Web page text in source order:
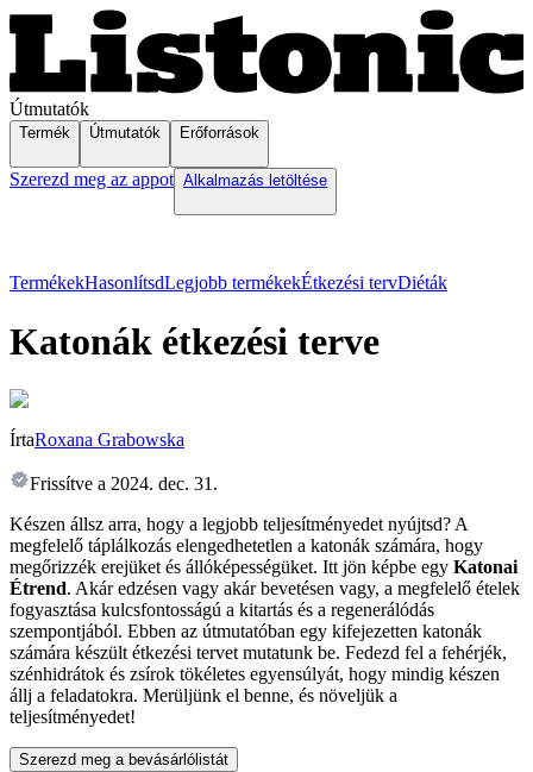
Útmutatók
Termék Útmutatók Erőforrások
Szerezd meg az appot Alkalmazás letöltése
TermékekHasonlítsdLegjobb termékekÉtkezési tervDiéták
Katonák étkezési terve
ÍrtaRoxana Grabowska
Frissítve a 2024. dec. 31.
Készen állsz arra, hogy a legjobb teljesítményedet nyújtsd? A
megfelelő táplálkozás elengedhetetlen a katonák számára, hogy
megőrizzék erejüket és állóképességüket. Itt jön képbe egy Katonai
Étrend. Akár edzésen vagy akár bevetésen vagy, a megfelelő ételek
fogyasztása kulcsfontosságú a kitartás és a regenerálódás
szempontjából. Ebben az útmutatóban egy kifejezetten katonák
számára készült étkezési tervet mutatunk be. Fedezd fel a fehérjék,
szénhidrátok és zsírok tökéletes egyensúlyát, hogy mindig készen
állj a feladatokra. Merüljünk el benne, és növeljük a
teljesítményedet!
Szerezd meg a bevásárlólistát